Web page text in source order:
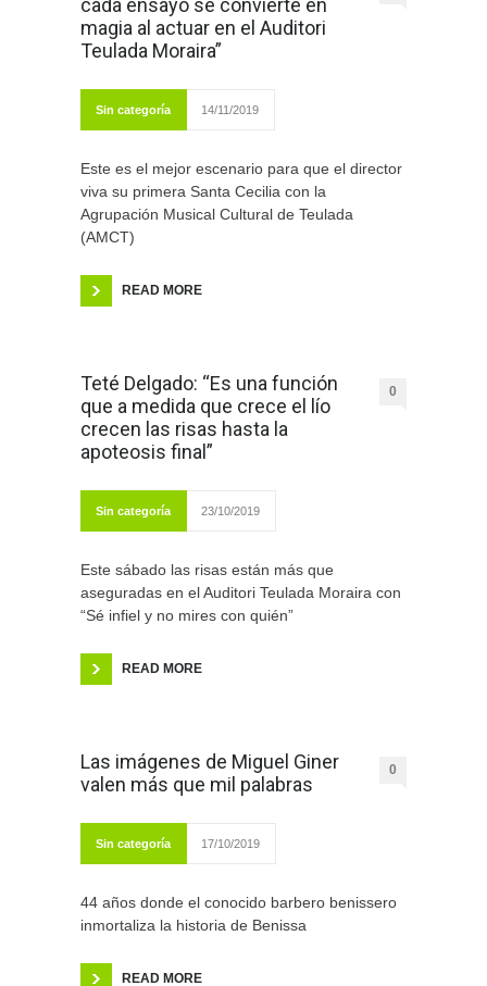
cada ensayo se convierte en
magia al actuar en el Auditori
Teulada Moraira”
Sin categoría 14/11/2019
Este es el mejor escenario para que el director
viva su primera Santa Cecilia con la
Agrupación Musical Cultural de Teulada
(AMCT)
READ MORE
Teté Delgado: “Es una función
que a medida que crece el lío
crecen las risas hasta la
apoteosis final”
0
Sin categoría 23/10/2019
Este sábado las risas están más que
aseguradas en el Auditori Teulada Moraira con
“Sé infiel y no mires con quién”
READ MORE
Las imágenes de Miguel Giner
valen más que mil palabras
0
Sin categoría 17/10/2019
44 años donde el conocido barbero benissero
inmortaliza la historia de Benissa
READ MORE